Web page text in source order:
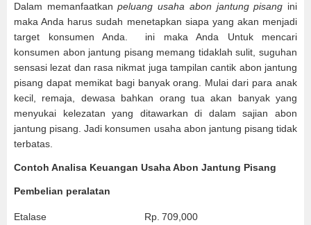
Dalam memanfaatkanpeluang usaha abon jantung pisang ini
maka Anda harus sudah menetapkan siapa yang akan menjadi
target konsumen Anda. ini maka Anda Untuk mencari
konsumen abon jantung pisang memang tidaklah sulit, suguhan
sensasi lezat dan rasa nikmat juga tampilan cantik abon jantung
pisang dapat memikat bagi banyak orang. Mulai dari para anak
kecil, remaja, dewasa bahkan orang tua akan banyak yang
menyukai kelezatan yang ditawarkan di dalam sajian abon
jantung pisang. Jadi konsumen usaha abon jantung pisang tidak
terbatas.
Contoh Analisa Keuangan Usaha Abon Jantung Pisang
Pembelian peralatan
Etalase Rp. 709,000